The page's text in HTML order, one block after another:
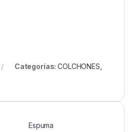
Categorías:COLCHONES
Espuma